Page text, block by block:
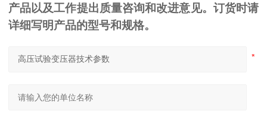
产品以及工作提出质量咨询和改进意见。订货时请
详细写明产品的型号和规格。